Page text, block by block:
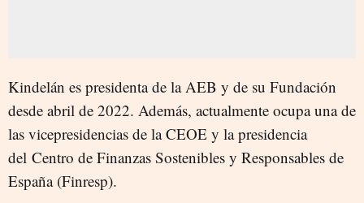
Kindelán es presidenta de la AEB y de su Fundación
desde abril de 2022. Además, actualmente ocupa una de
las vicepresidencias de la CEOE y la presidencia
del Centro de Finanzas Sostenibles y Responsables de
España (Finresp).